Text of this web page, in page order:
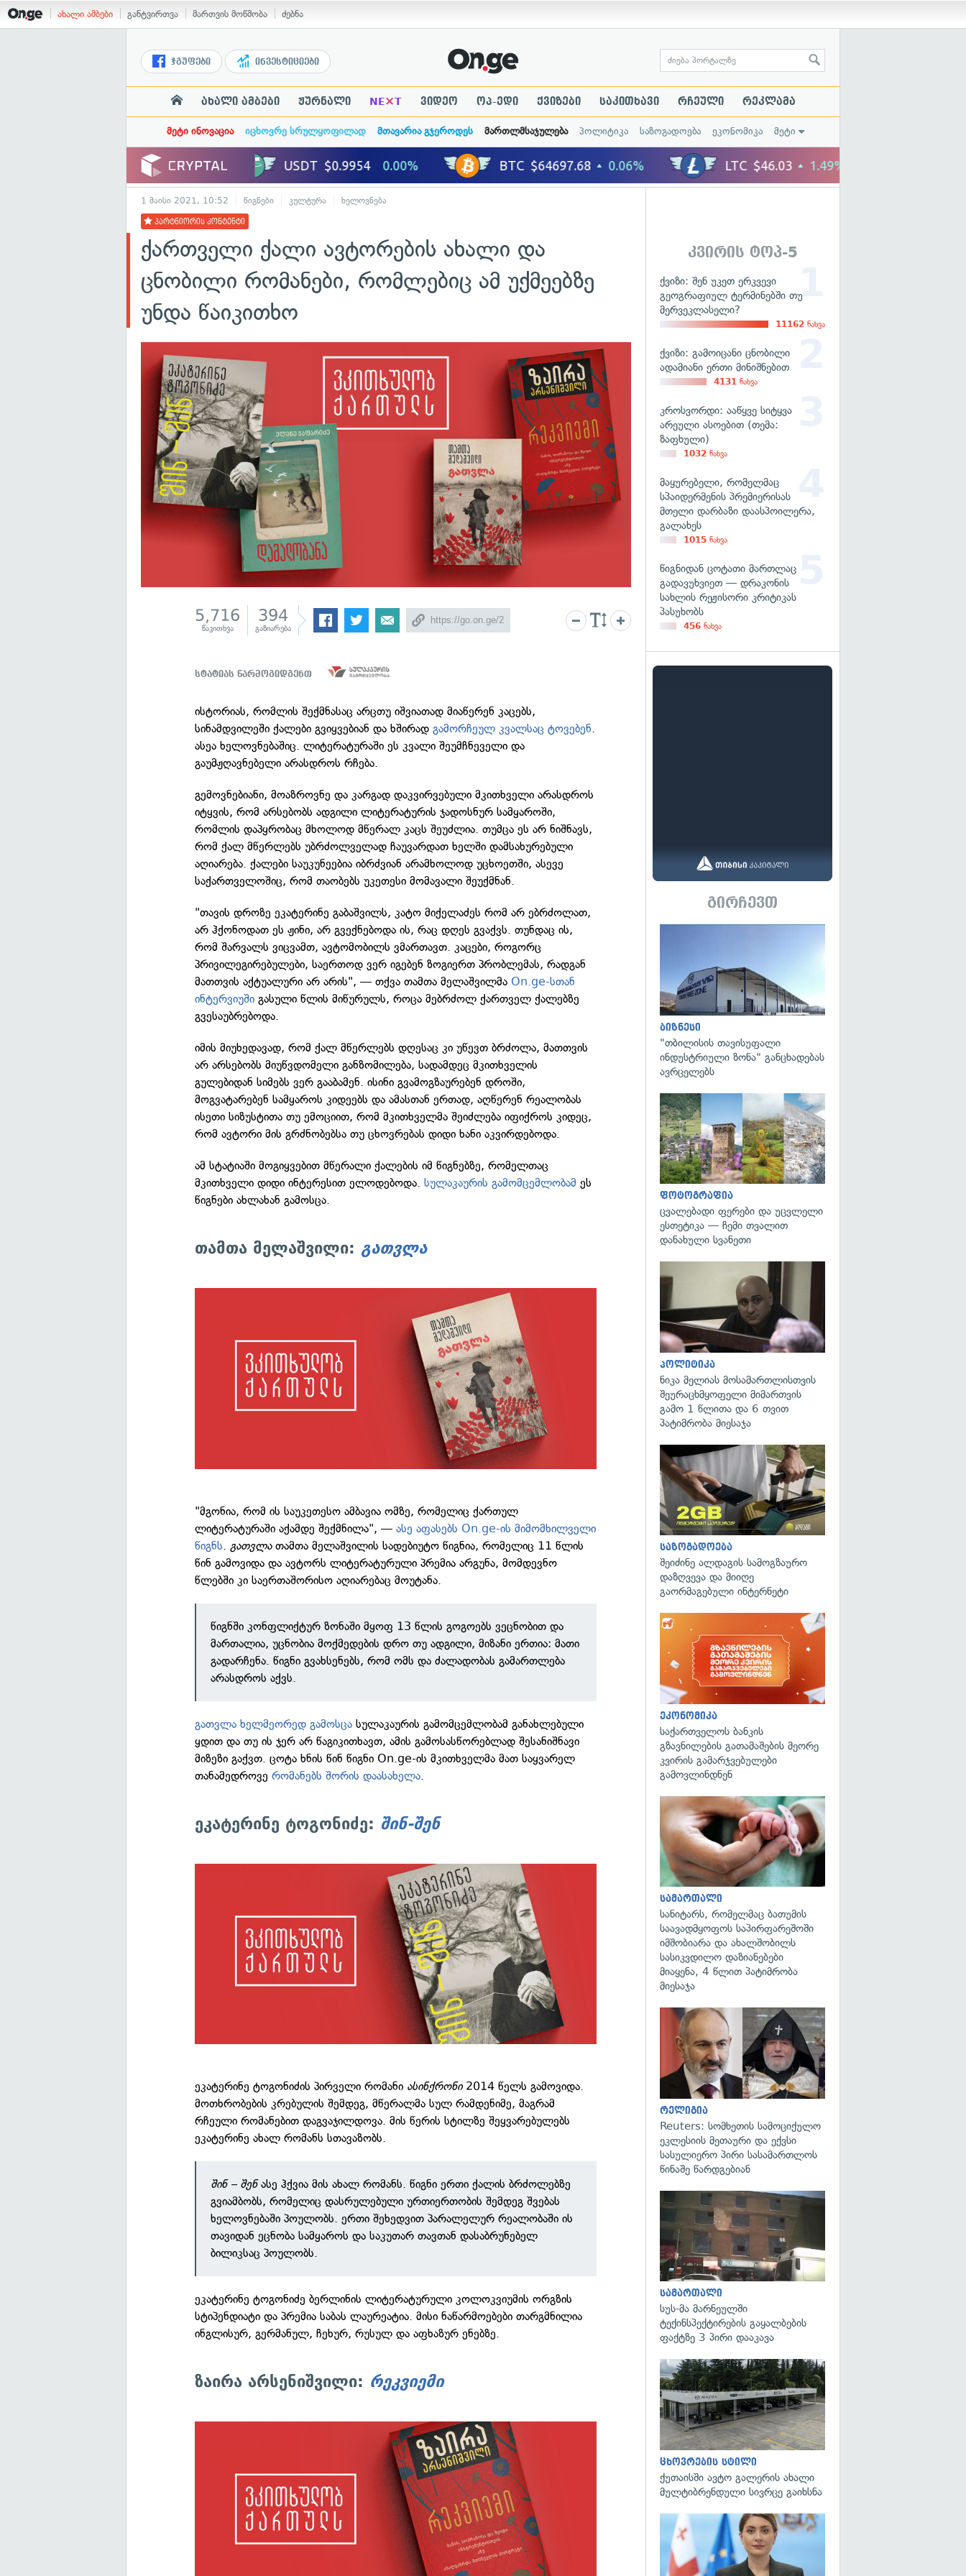
ახალი ამბები განტვირთვა მართვის მოწმობა ძებნა
ჯგუფები ინვესტიციები
ახალი ამბები ჟურნალი NE×T ვიდეო ოპ-ედი ქვიზები საკითხავი რჩეული რეკლამა
მეტი ინოვაცია იცხოვრე სრულყოფილად მთავარია გჯეროდეს მართლმსაჯულება პოლიტიკა საზოგადოება ეკონომიკა მეტი
1 მაისი 2021, 10:52 წიგნები კულტურა ხელოვნება
პარტნიორის კონტენტი
ქართველი ქალი ავტორების ახალი და
ცნობილი რომანები, რომლებიც ამ უქმეებზე
უნდა წაიკითხო
5,716
წაკითხვა
394
გაზიარება
სტატიას წარმოგიდგენთ
ისტორიას, რომლის შექმნასაც არცთუ იშვიათად მიაწერენ კაცებს,
სინამდვილეში ქალები გვიყვებიან და ხშირადგამორჩეულ კვალსაც ტოვებენ.
ასეა ხელოვნებაშიც. ლიტერატურაში ეს კვალი შეუმჩნეველი და
გაუმჟღავნებელი არასდროს რჩება.
გემოვნებიანი, მოაზროვნე და კარგად დაკვირვებული მკითხველი არასდროს
იტყვის, რომ არსებობს ადგილი ლიტერატურის ჯადოსნურ სამყაროში,
რომლის დაპყრობაც მხოლოდ მწერალ კაცს შეუძლია. თუმცა ეს არ ნიშნავს,
რომ ქალ მწერლებს უბრძოლველად ჩაუვარდათ ხელში დამსახურებული
აღიარება. ქალები საუკუნეებია იბრძვიან არამხოლოდ უცხოეთში, ასევე
საქართველოშიც, რომ თაობებს უკეთესი მომავალი შეუქმნან.
"თავის დროზე ეკატერინე გაბაშვილს, კატო მიქელაძეს რომ არ ებრძოლათ,
არ ჰქონოდათ ეს ჟინი, არ გვექნებოდა ის, რაც დღეს გვაქვს. თუნდაც ის,
რომ შარვალს ვიცვამთ, ავტომობილს ვმართავთ. კაცები, როგორც
პრივილეგირებულები, საერთოდ ვერ იგებენ ზოგიერთ პრობლემას, რადგან
მათთვის აქტუალური არ არის", — თქვა თამთა მელაშვილმა On.ge-სთან
ინტერვიუში გასული წლის მიწურულს, როცა მებრძოლ ქართველ ქალებზე
გვესაუბრებოდა.
იმის მიუხედავად, რომ ქალ მწერლებს დღესაც კი უწევთ ბრძოლა, მათთვის
არ არსებობს მიუწვდომელი განზომილება, სადამდეც მკითხველის
გულებიდან სიმებს ვერ გააბამენ. ისინი გვამოგზაურებენ დროში,
მოგვატარებენ სამყაროს კიდეებს და ამასთან ერთად, აღწერენ რეალობას
ისეთი სიზუსტითა თუ ემოციით, რომ მკითხველმა შეიძლება იფიქროს კიდეც,
რომ ავტორი მის გრძნობებსა თუ ცხოვრებას დიდი ხანი აკვირდებოდა.
ამ სტატიაში მოგიყვებით მწერალი ქალების იმ წიგნებზე, რომელთაც
მკითხველი დიდი ინტერესით ელოდებოდა.სულაკაურის გამომცემლობამ ეს
წიგნები ახლახან გამოსცა.
თამთა მელაშვილი: გათვლა
"მგონია, რომ ის საუკეთესო ამბავია ომზე, რომელიც ქართულ
ლიტერატურაში აქამდე შექმნილა", —ასე აფასებს On.ge-ის მიმომხილველი
წიგნს
გათვლათამთა მელაშვილის სადებიუტო წიგნია, რომელიც 11 წლის
წინ გამოვიდა და ავტორს ლიტერატურული პრემია არგუნა, მომდევნო
წლებში კი საერთაშორისო აღიარებაც მოუტანა.
წიგნში კონფლიქტურ ზონაში მყოფ 13 წლის გოგოებს ვეცნობით და
მართალია, უცნობია მოქმედების დრო თუ ადგილი, მიზანი ერთია: მათი
გადარჩენა. წიგნი გვახსენებს, რომ ომს და ძალადობას გამართლება
არასდროს აქვს.
გათვლა ხელმეორედ გამოსცა სულაკაურის გამომცემლობამ განახლებული
ყდით და თუ ის ჯერ არ წაგიკითხავთ, ამის გამოსასწორებლად შესანიშნავი
მიზეზი გაქვთ. ცოტა ხნის წინ წიგნი On.ge-ის მკითხველმა მათ საყვარელ
თანამედროვერომანებს შორის დაასახელა
ეკატერინე ტოგონიძე: შინ-შენ
ეკატერინე ტოგონიძის პირველი რომანი ასინქრონი2014 წელს გამოვიდა.
მოთხრობების კრებულის შემდეგ, მწერალმა სულ რამდენიმე, მაგრამ
რჩეული რომანებით დაგვაჯილდოვა. მის წერის სტილზე შეყვარებულებს
ეკატერინე ახალ რომანს სთავაზობს.
შინ – შენასე ჰქვია მის ახალ რომანს. წიგნი ერთი ქალის ბრძოლებზე
გვიამბობს, რომელიც დასრულებული ურთიერთობის შემდეგ შვებას
ხელოვნებაში პოულობს. ერთი შეხედვით პარალელურ რეალობაში ის
თავიდან ეცნობა სამყაროს და საკუთარ თავთან დასაბრუნებელ
ბილიკსაც პოულობს.
ეკატერინე ტოგონიძე ბერლინის ლიტერატურული კოლოკვიუმის ორგზის
სტიპენდიატი და პრემია საბას ლაურეატია. მისი ნაწარმოებები თარგმნილია
ინგლისურ, გერმანულ, ჩეხურ, რუსულ და აფხაზურ ენებზე.
ზაირა არსენიშვილი: რეკვიემი
კვირის ტოპ-5
ქვიზი: შენ უკეთ ერკვევი
გეოგრაფიულ ტერმინებში თუ
მერვეკლასელი?
11162 ნახვა
ქვიზი: გამოიცანი ცნობილი
ადამიანი ერთი მინიშნებით
4131 ნახვა
კროსვორდი: ააწყვე სიტყვა
არეული ასოებით (თემა:
ზაფხული)
1032 ნახვა
მაყურებელი, რომელმაც
სპაიდერმენის პრემიერისას
მთელი დარბაზი დაასპოილერა,
გალახეს
1015 ნახვა
წიგნიდან ცოტათი მართლაც
გადავუხვიეთ — დრაკონის
სახლის რეჟისორი კრიტიკას
პასუხობს
456 ნახვა
გირჩევთ
ბიზნესი
"თბილისის თავისუფალი
ინდუსტრიული ზონა" განცხადებას
ავრცელებს
ფოტოგრაფია
ცვალებადი ფერები და უცვლელი
ესთეტიკა — ჩემი თვალით
დანახული სვანეთი
პოლიტიკა
ნიკა მელიას მოსამართლისთვის
შეურაცხმყოფელი მიმართვის
გამო 1 წლითა და 6 თვით
პატიმრობა მიესაჯა
საზოგადოება
შეიძინე ალდაგის სამოგზაურო
დაზღვევა და მიიღე
გაორმაგებული ინტერნეტი
ეკონომიკა
საქართველოს ბანკის
გზავნილების გათამაშების მეორე
კვირის გამარჯვებულები
გამოვლინდნენ
სამართალი
სანიტარს, რომელმაც ბათუმის
საავადმყოფოს საპირფარეშოში
იმშობიარა და ახალშობილს
სასიკვდილო დაზიანებები
მიაყენა, 4 წლით პატიმრობა
მიესაჯა
რელიგია
Reuters: სომხეთის სამოციქულო
ეკლესიის მეთაური და ექვსი
სასულიერო პირი სასამართლოს
წინაშე წარდგებიან
სამართალი
სუს-მა მარნეულში
ტექინსპექტირების გაყალბების
ფაქტზე 3 პირი დააკავა
ცხოვრების სტილი
ქუთაისში ავტო გალერის ახალი
მულტიბრენდული სივრცე გაიხსნა